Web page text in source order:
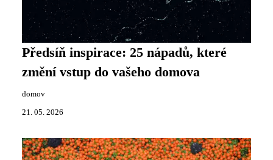
Předsíň inspirace: 25 nápadů, které
změní vstup do vašeho domova
domov
21. 05. 2026